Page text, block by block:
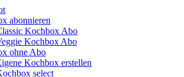
abonnieren
Kochbox Abo
Kochbox Abo
ohne Abo
Kochbox erstellen
select